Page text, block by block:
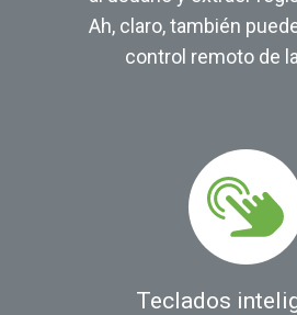
Ah, claro, también
control remoto de
Teclados